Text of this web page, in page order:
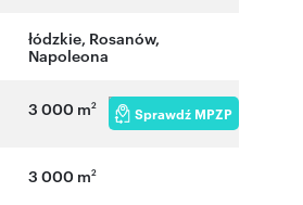
łódzkie, Rosanów,
Napoleona
3 000 m2 Sprawdź MPZP
3 000 m2